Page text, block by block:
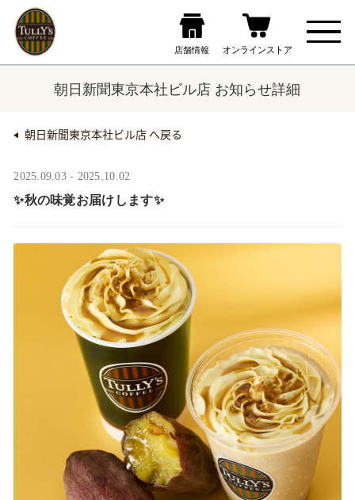
朝日新聞東京本社ビル店 お知らせ詳細
朝日新聞東京本社ビル店 へ戻る
2025.09.03 - 2025.10.02
✨秋の味覚お届けします✨